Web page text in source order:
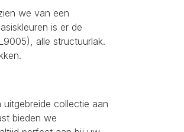
we van een
is er de
alle structuurlak.
collectie aan
bieden we